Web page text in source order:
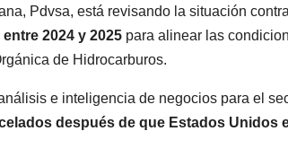
Pdvsa, está revisando la situación
2024 y 2025 para alinear las
de Hidrocarburos.
e inteligencia de negocios para el
después de que Estados Unidos